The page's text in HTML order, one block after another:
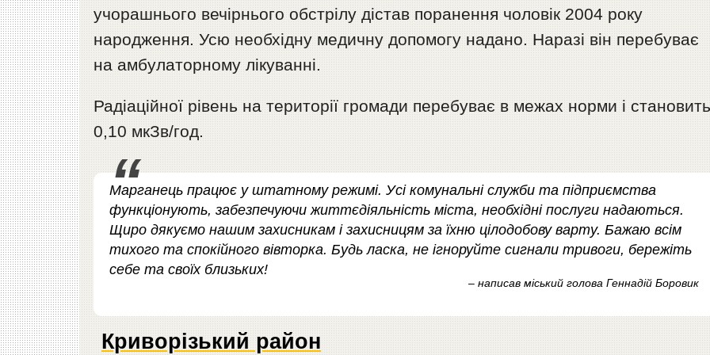
учорашнього вечірнього обстрілу дістав поранення чоловік 2004 року
народження. Усю необхідну медичну допомогу надано. Наразі він перебуває
на амбулаторному лікуванні.
Радіаційної рівень на території громади перебуває в межах норми і
0,10 мкЗв/год.
​Марганець працює у штатному режимі. Усі комунальні служби та підприємства
функціонують, забезпечуючи життєдіяльність міста, необхідні послуги надаються. ​
Щиро дякуємо нашим захисникам і захисницям за їхню цілодобову варту. Бажаю всім
тихого та спокійного вівторка. Будь ласка, не ігноруйте сигнали тривоги, бережіть
себе та своїх близьких!
– написав міський голова Геннадій Боровик
Криворізький район